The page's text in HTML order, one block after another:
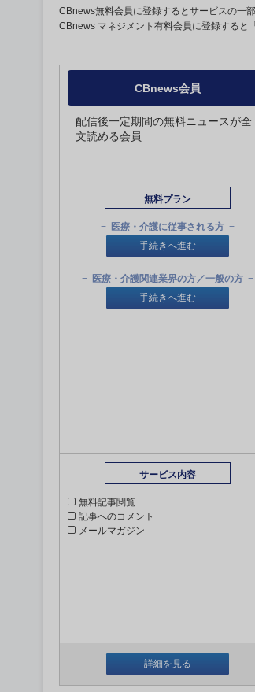
CBnews無料会員に登録するとサービスの一
CBnews マネジメント有料会員に登録すると
CBnews会員
配信後一定期間の無料ニュースが全
文読める会員
無料プラン
医療・介護に従事される方
手続きへ進む
医療・介護関連業界の方／一般の方
手続きへ進む
サービス内容
無料記事閲覧
記事へのコメント
メールマガジン
詳細を見る